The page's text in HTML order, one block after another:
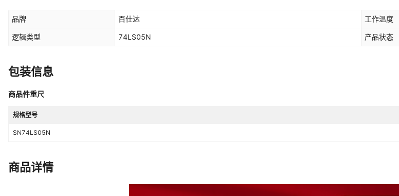
品牌 百仕达 工作温度
逻辑类型 74LS05N 产品状态
包装信息
商品件重尺
规格型号
SN74LS05N
商品详情